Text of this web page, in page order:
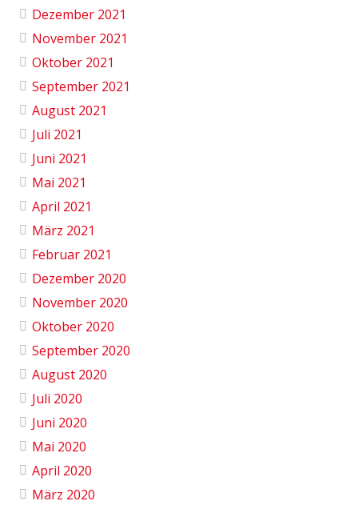
Dezember 2021
November 2021
Oktober 2021
September 2021
August 2021
Juli 2021
Juni 2021
Mai 2021
April 2021
März 2021
Februar 2021
Dezember 2020
November 2020
Oktober 2020
September 2020
August 2020
Juli 2020
Juni 2020
Mai 2020
April 2020
März 2020